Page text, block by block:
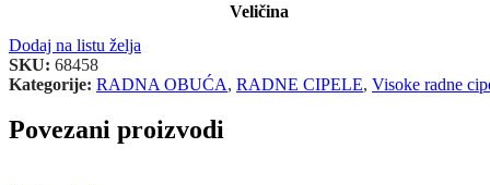
RUKAVICE POSEBNE NAMJENE
Antistatik rukavice
Antivibracijske rukavice
Elektroizolacijske rukavice
Mesarske rukavice
Kemijske rukavice
Veličina
Dodaj na listu želja
SKU: 68458
Kategorije: RADNA OBUĆA, RADNE CIPELE, Visoke radne
Povezani proizvodi